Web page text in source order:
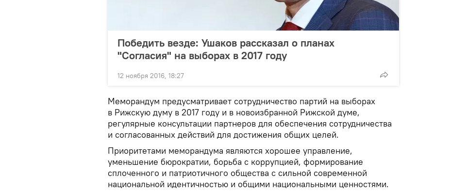
Победить везде: Ушаков рассказал о планах
"Согласия" на выборах в 2017 году
12 ноября 2016, 18:27
Меморандум предусматривает сотрудничество партий на выборах
в Рижскую думу в 2017 году и в новоизбранной Рижской думе,
регулярные консультации партнеров для обеспечения сотрудничества
и согласованных действий для достижения общих целей.
Приоритетами меморандума являются хорошее управление,
уменьшение бюрократии, борьба с коррупцией, формирование
сплоченного и патриотичного общества с сильной современной
национальной идентичностью и общими национальными ценностями.